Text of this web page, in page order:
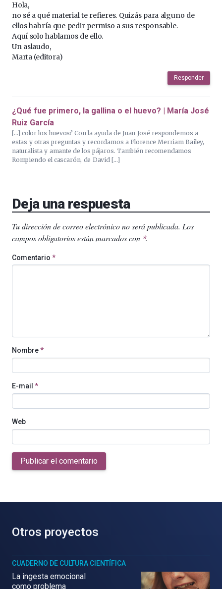
Hola,
no sé a qué material te refieres. Quizás para alguno de
ellos habría que pedir permiso a sus responsable.
Aquí solo hablamos de ello.
Un aslaudo,
Marta (editora)
Responder
¿Qué fue primero, la gallina o el huevo? | María José
Ruiz García
[…] color los huevos? Con la ayuda de Juan José respondemos a
estas y otras preguntas y recordamos a Florence Merriam Bailey,
naturalista y amante de los pájaros. También recomendamos
Rompiendo el cascarón, de David […]
Deja una respuesta
Tu dirección de correo electrónico no será publicada. Los
campos obligatorios están marcados con *.
Comentario *
Nombre*
E-mail *
Web
Publicar el comentario
Otros proyectos
CUADERNO DE CULTURA CIENTÍFICA
La ingesta emocional
como problema